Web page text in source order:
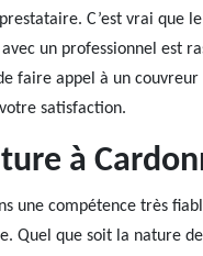
C’est vrai que
un professionnel est
faire appel à un
satisfaction.
à
une compétence très
Quel que soit la nature